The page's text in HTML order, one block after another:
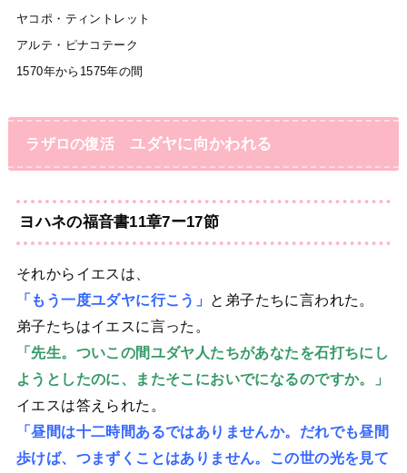
ヤコポ・ティントレット
アルテ・ピナコテーク
1570年から1575年の間
ラザロの復活 ユダヤに向かわれる
ヨハネの福音書11章7ー17節
それからイエスは、
「もう一度ユダヤに行こう」 と弟子たちに言われた。
弟子たちはイエスに言った。
「先生。ついこの間ユダヤ人たちがあなたを石打ちにし
ようとしたのに、またそこにおいでになるのですか。」
イエスは答えられた。
「昼間は十二時間あるではありませんか。だれでも昼間
歩けば、つまずくことはありません。この世の光を見て